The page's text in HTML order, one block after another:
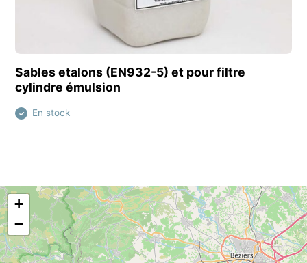
Découvrir ce produit
Sables etalons (EN932-5) et pour filtre
cylindre émulsion
✓ En stock
+
−